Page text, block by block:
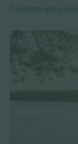
Psichiatrė apie